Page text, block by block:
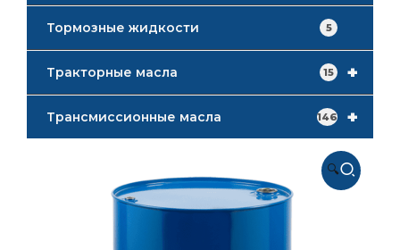
Тормозные жидкости 5
+
Тракторные масла 15
+
Трансмиссионные масла 146
🔍